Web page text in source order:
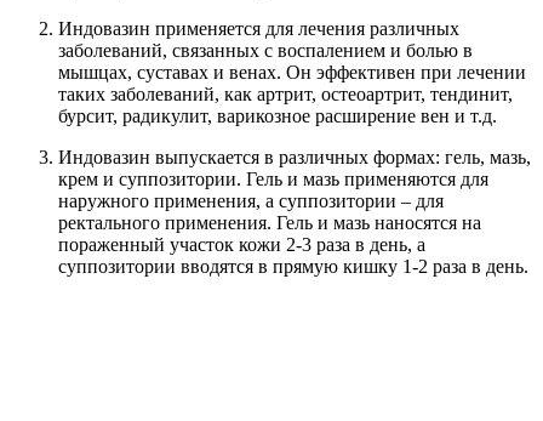
Индовазин применяется для лечения различных
заболеваний, связанных с воспалением и болью в
мышцах, суставах и венах. Он эффективен при лечении
таких заболеваний, как артрит, остеоартрит, тендинит,
бурсит, радикулит, варикозное расширение вен и т.д.
Индовазин выпускается в различных формах: гель, мазь,
крем и суппозитории. Гель и мазь применяются для
наружного применения, а суппозитории – для
ректального применения. Гель и мазь наносятся на
пораженный участок кожи 2-3 раза в день, а
суппозитории вводятся в прямую кишку 1-2 раза в день.